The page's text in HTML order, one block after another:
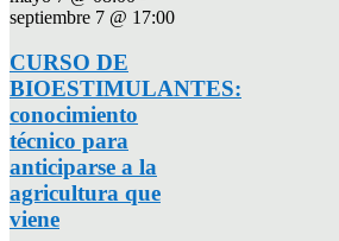
septiembre 7 @ 17:00
CURSO DE
BIOESTIMULANTES:
conocimiento
técnico para
anticiparse a la
agricultura que
viene